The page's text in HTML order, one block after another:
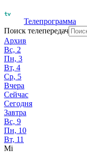
Телепрограмма
Поиск телепередач
Архив
Вс, 2
Пн, 3
Вт, 4
Ср, 5
Вчера
Сейчас
Сегодня
Завтра
Вс, 9
Пн, 10
Вт, 11
Mi